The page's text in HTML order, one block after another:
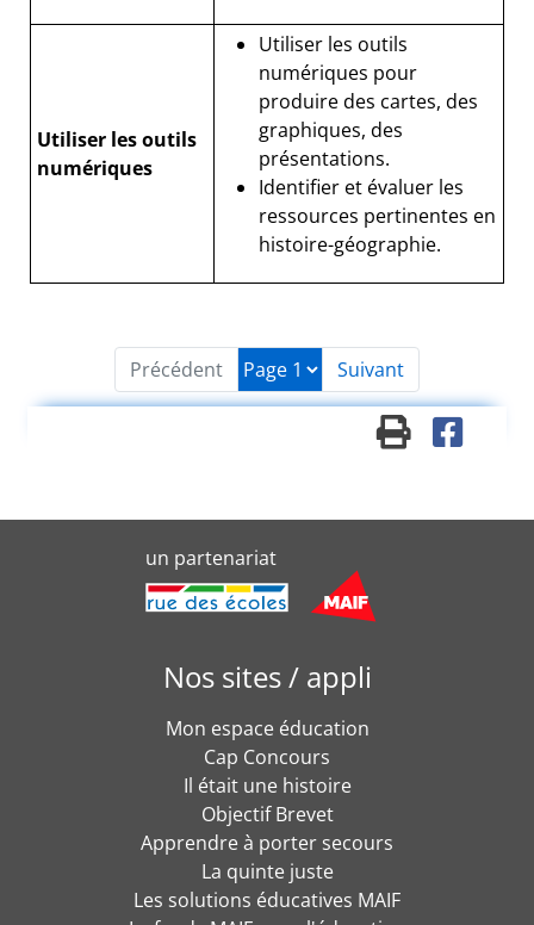
Utiliser les outils
numériques
Utiliser les outils
numériques pour
produire des cartes, des
graphiques, des
présentations.
Identifier et évaluer les
ressources pertinentes en
histoire-géographie.
Précédent Suivant
un partenariat
Nos sites / appli
Mon espace éducation
Cap Concours
Il était une histoire
Objectif Brevet
Apprendre à porter secours
La quinte juste
Les solutions éducatives MAIF